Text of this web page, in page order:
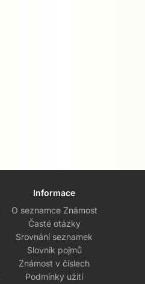
Informace
O seznamce Známost
Časté otázky
Srovnání seznamek
Slovník pojmů
Známost v číslech
Podmínky užití